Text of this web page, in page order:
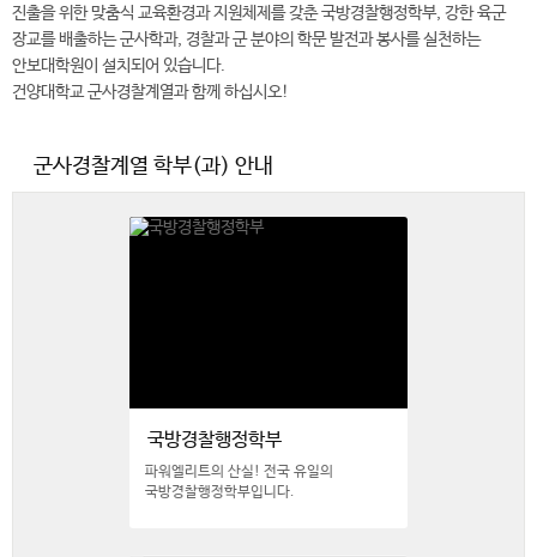
진출을 위한 맞춤식 교육환경과 지원체제를 갖춘 국방경찰행정학부, 강한 육군
장교를 배출하는 군사학과, 경찰과 군 분야의 학문 발전과 봉사를 실천하는
안보대학원이 설치되어 있습니다.
건양대학교 군사경찰계열과 함께 하십시오!
군사경찰계열 학부(과) 안내
국방경찰행정학부
파워엘리트의 산실! 전국 유일의
국방경찰행정학부입니다.